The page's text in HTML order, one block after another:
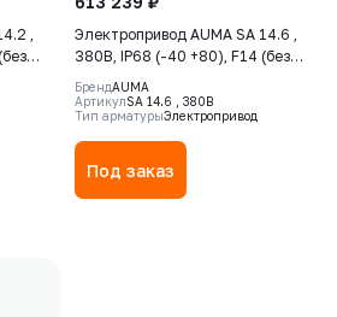
,
Электропривод AUMA SA 14.6 ,
380В, IP68 (-40 +80), F14 (без
указателя положения)
БрендAUMA
АртикулSA 14.6 , 380В
Тип арматурыЭлектропривод
Под заказ